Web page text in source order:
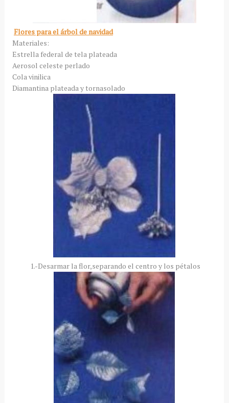
Flores para el árbol de navidad
Materiales:
Estrella federal de tela plateada
Aerosol celeste perlado
Cola vinilica
Diamantina plateada y tornasolado
1.-Desarmar la flor,separando el centro y los pétalos